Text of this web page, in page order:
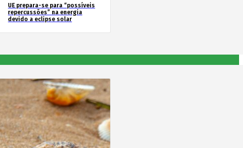
UE prepara-se para “possíveis
repercussões” na energia
devido a eclipse solar